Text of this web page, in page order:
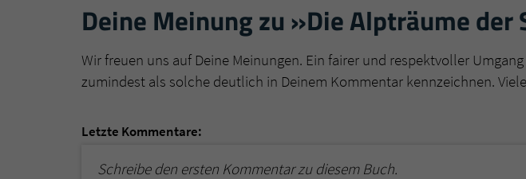
Deine Meinung zu »Die Alpträume der
Wir freuen uns auf Deine Meinungen. Ein fairer und respektvoller
zumindest als solche deutlich in Deinem Kommentar kennzeichnen.
Letzte Kommentare:
Schreibe den ersten Kommentar zu diesem Buch.